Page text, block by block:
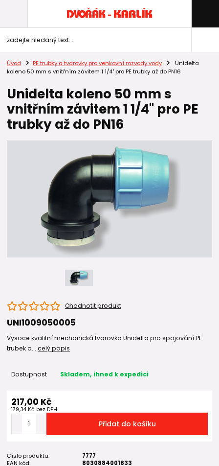
Úvod PE trubky a tvarovky pro venkovní rozvody vody
Unidelta
koleno 50 mm s vnitřním závitem 1 1/4" pro PE trubky až do PN16
Unidelta koleno 50 mm s
vnitřním závitem 1 1/4" pro PE
trubky až do PN16
Ohodnotit produkt
UNI1009050005
Vysoce kvalitní mechanická tvarovka Unidelta pro spojování PE
trubek o... celý popis
Dostupnost Skladem, ihned k expedici
217,00 Kč
179,34 Kč bez DPH
Přidat do košíku
Číslo produktu:
7777
EAN kód:
8030884001833